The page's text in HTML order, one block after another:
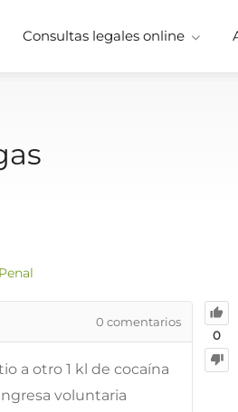
Consultas legales online
0
0 comentarios
a otro 1 kl de cocaína
voluntaria